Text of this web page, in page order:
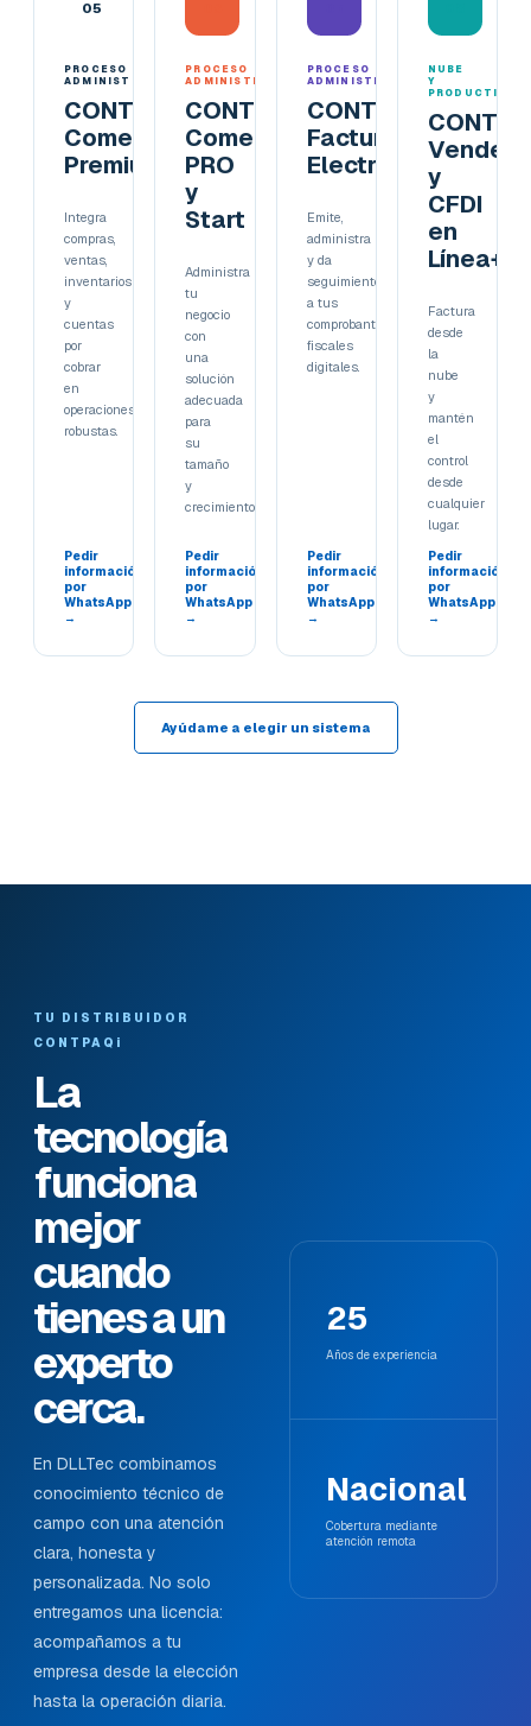
05
PROCESO
ADMINISTRATIVO
CONTPAQi®
Comercial
Premium
Integra
compras,
ventas,
inventarios
y
cuentas
por
cobrar
en
operaciones
robustas.
Pedir
información
por
WhatsApp
→
PROCESO
ADMINISTRATIVO
CONTPAQi®
Comercial
PRO
y
Start
Administra
tu
negocio
con
una
solución
adecuada
para
su
tamaño
y
crecimiento.
Pedir
información
por
WhatsApp
→
PROCESO
ADMINISTRATIVO
CONTPAQi®
Factura
Electrónica
Emite,
administra
y da
seguimiento
a tus
comprobantes
fiscales
digitales.
Pedir
información
por
WhatsApp
→
NUBE
Y
Vende
y
CFDI
en
Línea+
Factura
desde
la
nube
y
mantén
el
control
desde
cualquier
lugar.
Pedir
información
por
WhatsApp
→
Ayúdame a elegir un sistema
TU DISTRIBUIDOR
CONTPAQi
La
tecnología
funciona
mejor
cuando
tienes a un
experto
cerca.
En DLLTec combinamos
conocimiento técnico de
campo con una atención
clara, honesta y
personalizada. No solo
entregamos una licencia:
acompañamos a tu
empresa desde la elección
hasta la operación diaria.
25
Años de experiencia
Nacional
Cobertura mediante
atención remota